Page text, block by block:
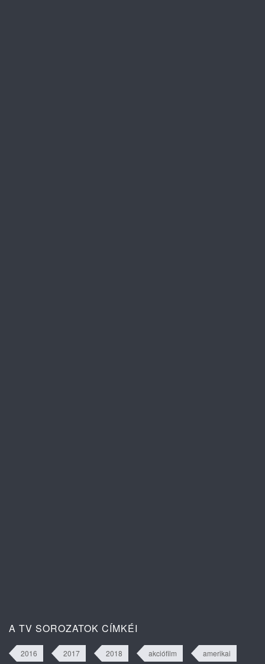
A TV SOROZATOK CÍMKÉI
2016 2017 2018 akciófilm amerikai